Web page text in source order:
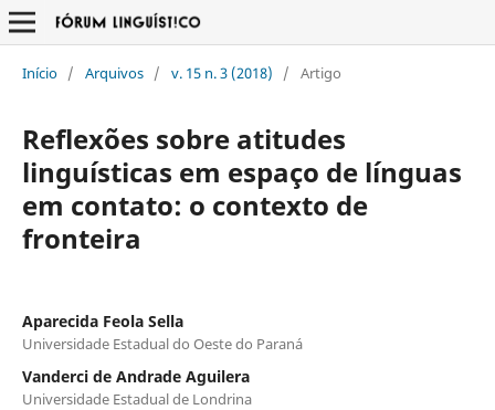
Início / Arquivos / v. 15 n. 3 (2018) / Artigo
Reflexões sobre atitudes
linguísticas em espaço de línguas
em contato: o contexto de
fronteira
Aparecida Feola Sella
Universidade Estadual do Oeste do Paraná
Vanderci de Andrade Aguilera
Universidade Estadual de Londrina